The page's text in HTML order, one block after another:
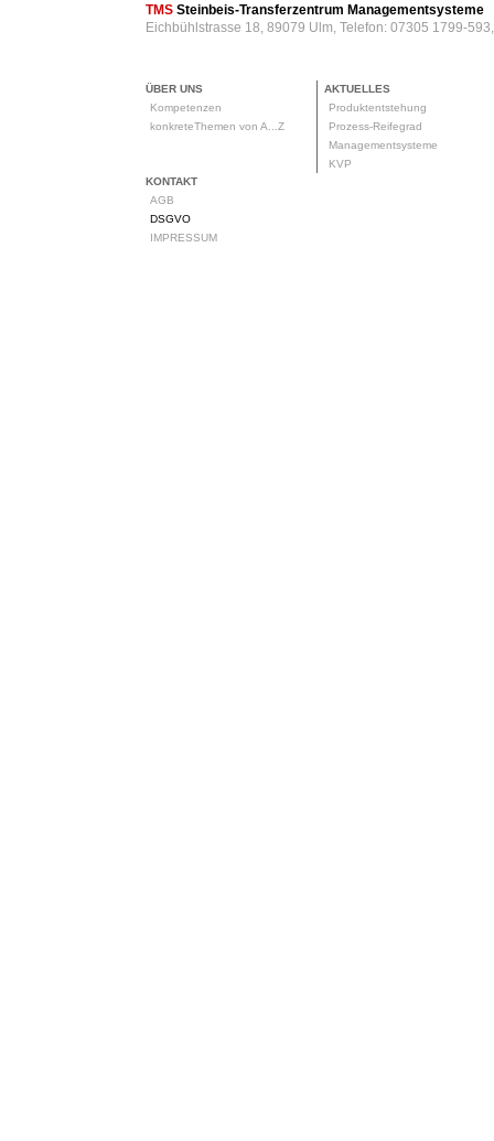
TMS Steinbeis-Transferzentrum Managementsysteme
Eichbühlstrasse 18, 89079 Ulm, Telefon: 07305 1799-
ÜBER UNS
Kompetenzen
konkreteThemen von A...Z
AKTUELLES
Produktentstehung
Prozess-Reifegrad
Managementsysteme
KVP
KONTAKT
AGB
DSGVO
IMPRESSUM